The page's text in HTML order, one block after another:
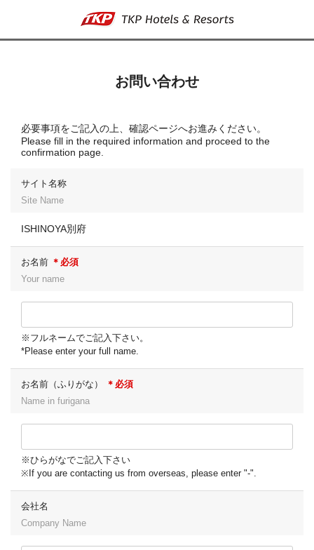
お問い合わせ
必要事項をご記入の上、確認ページへお進みください。
Please fill in the required information and proceed to the
confirmation page.
サイト名称
Site Name
ISHINOYA別府
お名前 ＊必須
Your name
※フルネームでご記入下さい。
*Please enter your full name.
お名前（ふりがな）
＊必須
Name in furigana
※ひらがなでご記入下さい
※If you are contacting us from overseas, please enter "-".
会社名
Company Name